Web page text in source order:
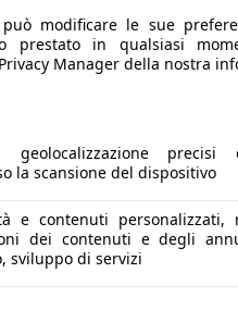
può modificare le sue
prestato in qualsiasi
Manager della nostra
precisi
la scansione del dispositivo
e contenuti personalizzati,
dei contenuti e degli
sviluppo di servizi
linee più
guida alta che
di lusso.